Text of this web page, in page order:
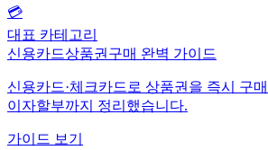
💳
대표 카테고리
신용카드상품권구매 완벽 가이드
신용카드·체크카드로 상품권을 즉시 구
이자할부까지 정리했습니다.
가이드 보기